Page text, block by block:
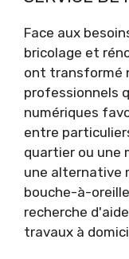
Face aux
bricolage et
ont transformé
professionnels
numériques
entre
quartier ou une
une alternative
bouche-à-
recherche
travaux à